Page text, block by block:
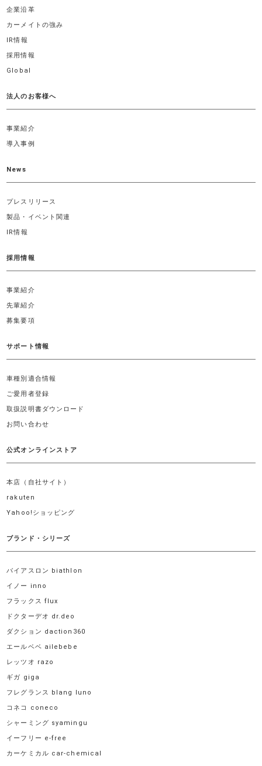
企業沿革
カーメイトの強み
IR情報
採用情報
Global
法人のお客様へ
事業紹介
導入事例
News
プレスリリース
製品・イベント関連
IR情報
採用情報
事業紹介
先輩紹介
募集要項
サポート情報
車種別適合情報
ご愛用者登録
取扱説明書ダウンロード
お問い合わせ
公式オンラインストア
本店（自社サイト）
rakuten
Yahoo!ショッピング
ブランド・シリーズ
バイアスロン biathlon
イノー inno
フラックス flux
ドクターデオ dr.deo
ダクション daction360
エールベベ ailebebe
レッツオ razo
ギガ giga
フレグランス blang luno
コネコ coneco
シャーミング syamingu
イーフリー e-free
カーケミカル car-chemical